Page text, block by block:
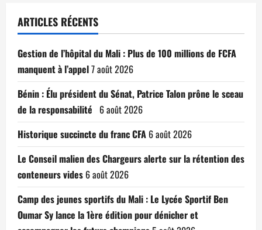
ARTICLES RÉCENTS
Gestion de l’hôpital du Mali : Plus de 100 millions de FCFA
manquent à l’appel7 août 2026
Bénin : Élu président du Sénat, Patrice Talon prône le sceau
de la responsabilité 6 août 2026
Historique succincte du franc CFA 6 août 2026
Le Conseil malien des Chargeurs alerte sur la rétention des
conteneurs vides 6 août 2026
Camp des jeunes sportifs du Mali : Le Lycée Sportif Ben
Oumar Sy lance la 1ère édition pour dénicher et